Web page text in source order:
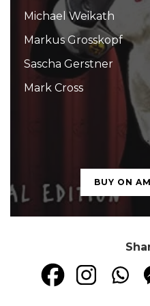
Michael Weikath
Markus Grosskopf
Sascha Gerstner
Mark Cross
BUY ON